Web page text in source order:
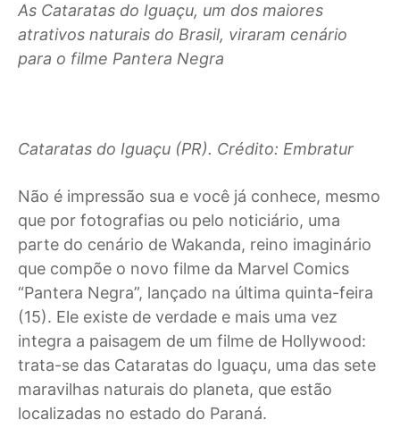
As Cataratas do Iguaçu, um dos maiores
atrativos naturais do Brasil, viraram cenário
para o filme Pantera Negra
Cataratas do Iguaçu (PR). Crédito: Embratur
Não é impressão sua e você já conhece, mesmo
que por fotografias ou pelo noticiário, uma
parte do cenário de Wakanda, reino imaginário
que compõe o novo filme da Marvel Comics
“Pantera Negra”, lançado na última quinta-feira
(15). Ele existe de verdade e mais uma vez
integra a paisagem de um filme de Hollywood:
trata-se das Cataratas do Iguaçu, uma das sete
maravilhas naturais do planeta, que estão
localizadas no estado do Paraná.